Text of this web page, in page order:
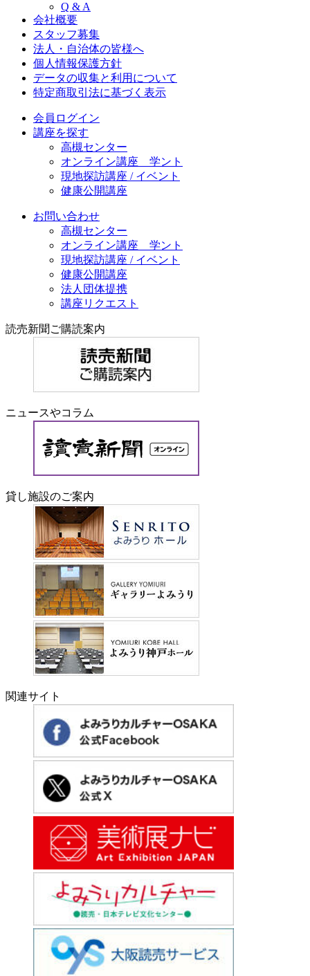
Q & A
会社概要
スタッフ募集
法人・自治体の皆様へ
個人情報保護方針
データの収集と利用について
特定商取引法に基づく表示
会員ログイン
講座を探す
高槻センター
オンライン講座 学ント
現地探訪講座 / イベント
健康公開講座
お問い合わせ
高槻センター
オンライン講座 学ント
現地探訪講座 / イベント
健康公開講座
法人団体提携
講座リクエスト
読売新聞ご購読案内
ニュースやコラム
貸し施設のご案内
関連サイト